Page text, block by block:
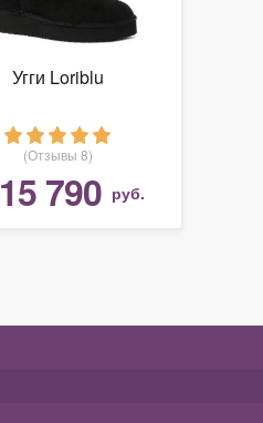
Угги Loriblu
(Отзывы 8)
15 790 руб.